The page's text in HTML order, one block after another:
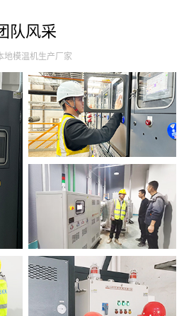
队风采
地模温机生产厂家